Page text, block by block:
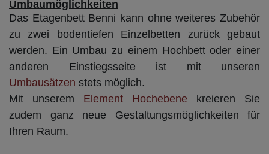
Umbaumöglichkeiten
Das Etagenbett Benni kann ohne weiteres Zubehör
zu zwei bodentiefen Einzelbetten zurück gebaut
werden. Ein Umbau zu einem Hochbett oder einer
anderen Einstiegsseite ist mit unseren
Umbausätzen stets möglich.
Mit unserem Element Hochebene kreieren Sie
zudem ganz neue Gestaltungsmöglichkeiten für
Ihren Raum.